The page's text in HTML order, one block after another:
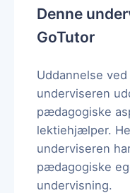
Denne
GoTutor
Uddannelse
underviseren
pædagogiske
lektiehjælper.
underviseren
pædagogiske
undervisning.